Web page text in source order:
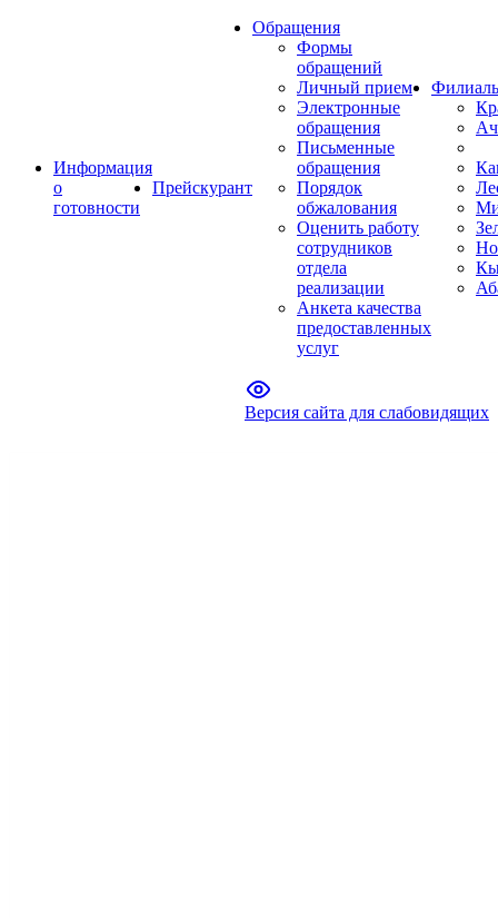
Информация
о
готовности
Прейскурант
Обращения
Формы
обращений
Личный прием
Электронные
обращения
Письменные
обращения
Порядок
обжалования
Оценить работу
сотрудников
отдела
реализации
Анкета качества
предоставленных
услуг
Версия сайта для слабовидящих